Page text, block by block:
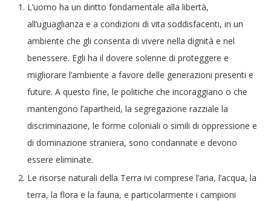
L’uomo ha un diritto fondamentale alla libertà,
all’uguaglianza e a condizioni di vita soddisfacenti, in un
ambiente che gli consenta di vivere nella dignità e nel
benessere. Egli ha il dovere solenne di proteggere e
migliorare l’ambiente a favore delle generazioni presenti e
future. A questo fine, le politiche che incoraggiano o che
mantengono l’apartheid, la segregazione razziale la
discriminazione, le forme coloniali o simili di oppressione e
di dominazione straniera, sono condannate e devono
essere eliminate.
Le risorse naturali della Terra ivi comprese l’aria, l’acqua, la
terra, la flora e la fauna, e particolarmente i campioni